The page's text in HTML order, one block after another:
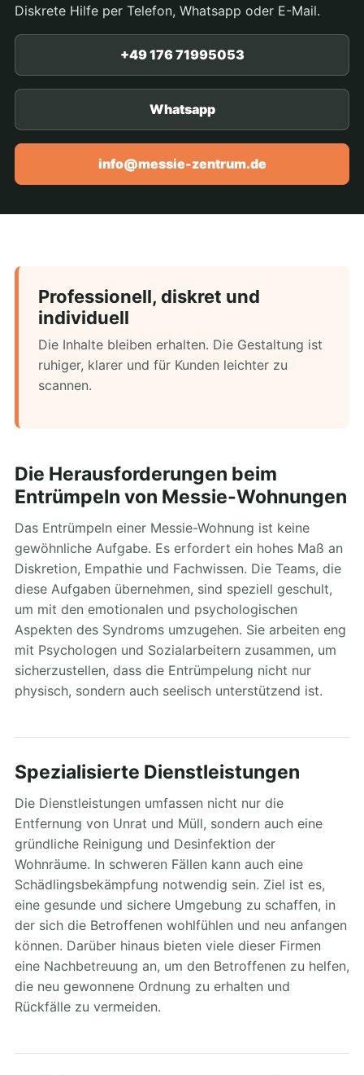
Diskrete Hilfe per Telefon, Whatsapp oder E-Mail.
+49 176 71995053
Whatsapp
info@messie-zentrum.de
Professionell, diskret und
individuell
Die Inhalte bleiben erhalten. Die Gestaltung ist
ruhiger, klarer und für Kunden leichter zu
scannen.
Die Herausforderungen beim
Entrümpeln von Messie-Wohnungen
Das Entrümpeln einer Messie-Wohnung ist keine
gewöhnliche Aufgabe. Es erfordert ein hohes Maß an
Diskretion, Empathie und Fachwissen. Die Teams, die
diese Aufgaben übernehmen, sind speziell geschult,
um mit den emotionalen und psychologischen
Aspekten des Syndroms umzugehen. Sie arbeiten eng
mit Psychologen und Sozialarbeitern zusammen, um
sicherzustellen, dass die Entrümpelung nicht nur
physisch, sondern auch seelisch unterstützend ist.
Spezialisierte Dienstleistungen
Die Dienstleistungen umfassen nicht nur die
Entfernung von Unrat und Müll, sondern auch eine
gründliche Reinigung und Desinfektion der
Wohnräume. In schweren Fällen kann auch eine
Schädlingsbekämpfung notwendig sein. Ziel ist es,
eine gesunde und sichere Umgebung zu schaffen, in
der sich die Betroffenen wohlfühlen und neu anfangen
können. Darüber hinaus bieten viele dieser Firmen
eine Nachbetreuung an, um den Betroffenen zu helfen,
die neu gewonnene Ordnung zu erhalten und
Rückfälle zu vermeiden.